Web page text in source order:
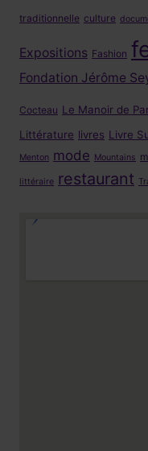
traditionnelle culture
Expositions Fashion
Fondation Jérôme
Cocteau Le Manoir de
Littérature livres Livre
Menton mode Mountains
littéraire restaurant